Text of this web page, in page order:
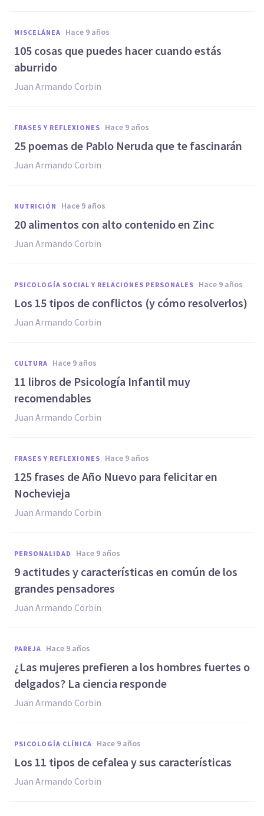
MISCELÁNEA hace 9 años
105 cosas que puedes hacer cuando estás
aburrido
Juan Armando Corbin
FRASES Y REFLEXIONES hace 9 años
25 poemas de Pablo Neruda que te fascinarán
Juan Armando Corbin
NUTRICIÓN hace 9 años
​20 alimentos con alto contenido en Zinc
Juan Armando Corbin
PSICOLOGÍA SOCIAL Y RELACIONES PERSONALES hace 9 años
​Los 15 tipos de conflictos (y cómo resolverlos)
Juan Armando Corbin
CULTURA hace 9 años
11 libros de Psicología Infantil muy
recomendables
Juan Armando Corbin
FRASES Y REFLEXIONES hace 9 años
​125 frases de Año Nuevo para felicitar en
Nochevieja
Juan Armando Corbin
PERSONALIDAD hace 9 años
9 actitudes y características en común de los
grandes pensadores
Juan Armando Corbin
PAREJA hace 9 años
​¿Las mujeres prefieren a los hombres fuertes o
delgados? La ciencia responde
Juan Armando Corbin
PSICOLOGÍA CLÍNICA hace 9 años
​Los 11 tipos de cefalea y sus características
Juan Armando Corbin